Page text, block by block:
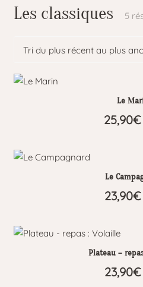
Les classiques 5
Le
25,90€
Le
23,90€
Plateau –
23,90€